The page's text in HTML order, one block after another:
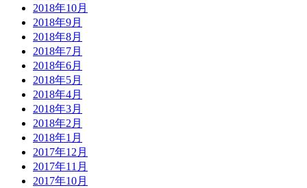
2018年10月
2018年9月
2018年8月
2018年7月
2018年6月
2018年5月
2018年4月
2018年3月
2018年2月
2018年1月
2017年12月
2017年11月
2017年10月